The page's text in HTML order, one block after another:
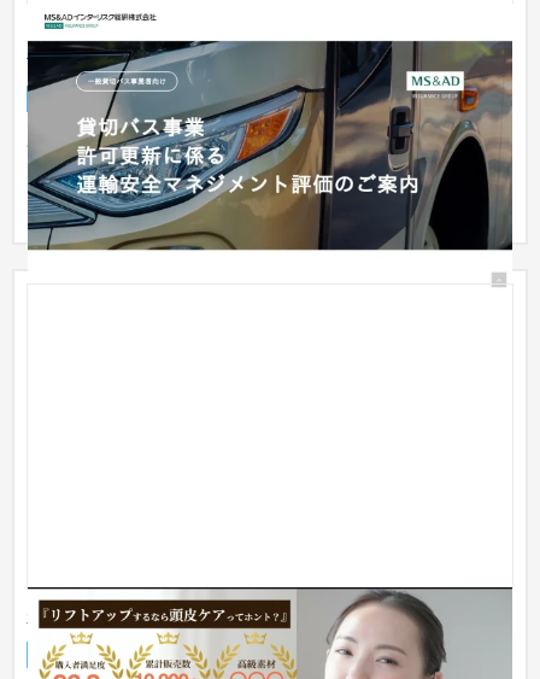
MS＆ADインターリスク総研様 貸切バス事業運輸安
全マネジメントLPページ
ランディングページ 工業・インフラ・物流
各区切りが分かりやい構成にして、対象業種が一目で分かるイ
メージを使用しました。 シンプルで見やすい感じの構成を意識
して制...
美容商材 LP(ランディングページ)
ランディングページ 化粧品 〜30万円